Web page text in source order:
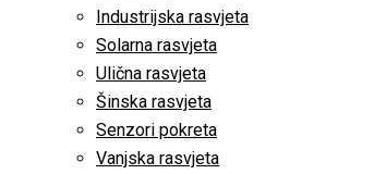
Industrijska rasvjeta
Solarna rasvjeta
Ulična rasvjeta
Šinska rasvjeta
Senzori pokreta
Vanjska rasvjeta